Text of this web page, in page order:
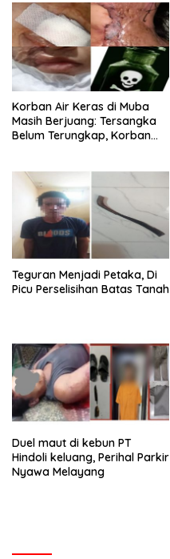
Korban Air Keras di Muba
Masih Berjuang: Tersangka
Belum Terungkap, Korban
Teguran Menjadi Petaka, Di
Picu Perselisihan Batas Tanah
Duel maut di kebun PT
Hindoli keluang, Perihal Parkir
Nyawa Melayang